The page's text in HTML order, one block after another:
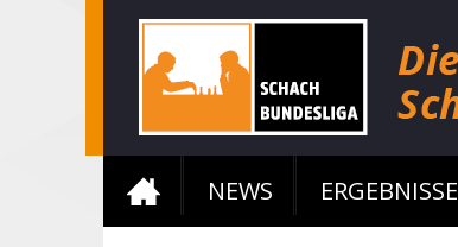
NEWS ERGEBNISSE